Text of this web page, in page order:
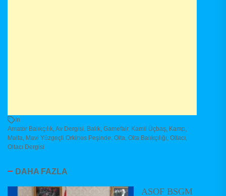
In
Amatör Balıkçılık,Av Dergisi, Balık, Gamefair, Kamil Üçbaş, Kamp,
Malta, Mavi Yüzgeçli Orkinos Peşinde, Olta, Olta Balıkçılığı, Oltacı,
Oltacı Dergisi
DAHA FAZLA
ASOF BSGM